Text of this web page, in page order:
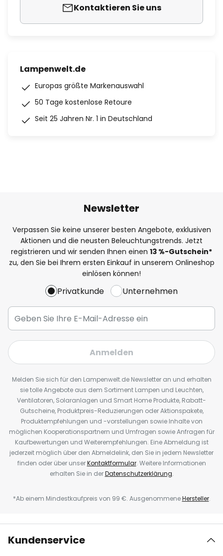
Kontaktieren Sie uns
Lampenwelt.de
Europas größte Markenauswahl
50 Tage kostenlose Retoure
Seit 25 Jahren Nr. 1 in Deutschland
Newsletter
Verpassen Sie keine unserer besten Angebote, exklusiven
Aktionen und die neusten Beleuchtungstrends. Jetzt
registrieren und wir senden Ihnen einen 13 %-Gutschein*
zu, den Sie bei Ihrem ersten Einkauf in unserem Onlineshop
einlösen können!
Privatkunde Unternehmen
Anmelden
Melden Sie sich für den Lampenwelt.de Newsletter an und erhalten
sie tolle Angebote aus dem Sortiment Lampen und Leuchten,
Ventilatoren, Solaranlagen und Smart Home Produkte, Rabatt-
Gutscheine, Produktpreis-Reduzierungen oder Aktionspakete,
Produktempfehlungen und -vorstellungen sowie Inhalte von
möglichen Kooperationspartnern und Umfragen sowie Anfragen für
Kaufbewertungen und Weiterempfehlungen. Eine Abmeldung ist
jederzeit möglich über den Abmeldelink, den Sie in jedem Newsletter
finden oder über unserKontaktformular. Weitere Informationen
erhalten Sie in derDatenschutzerklärung.
*Ab einem Mindestkaufpreis von 99 €. AusgenommeneHersteller.
Kundenservice